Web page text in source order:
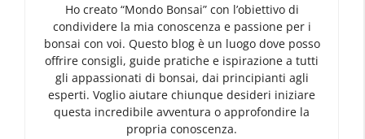
Ho creato “Mondo Bonsai” con l’obiettivo di
condividere la mia conoscenza e passione per i
bonsai con voi. Questo blog è un luogo dove posso
offrire consigli, guide pratiche e ispirazione a tutti
gli appassionati di bonsai, dai principianti agli
esperti. Voglio aiutare chiunque desideri iniziare
questa incredibile avventura o approfondire la
propria conoscenza.